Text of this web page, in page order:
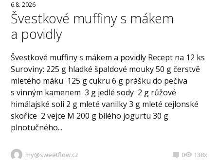
6.8. 2026
Švestkové muffiny s mákem
a povidly
Švestkové muffiny s mákem a povidly Recept na 12 ks
Suroviny: 225 g hladké špaldové mouky 50 g čerstvě
mletého máku 125 g cukru 6 g prášku do pečiva
s vinným kamenem 3 g jedlé sody 2 g růžové
himálajské soli 2 g mleté vanilky 3 g mleté cejlonské
skořice 2 vejce M 200 g bílého jogurtu 30 g
plnotučného...
my@sweetflow.cz 0 138x